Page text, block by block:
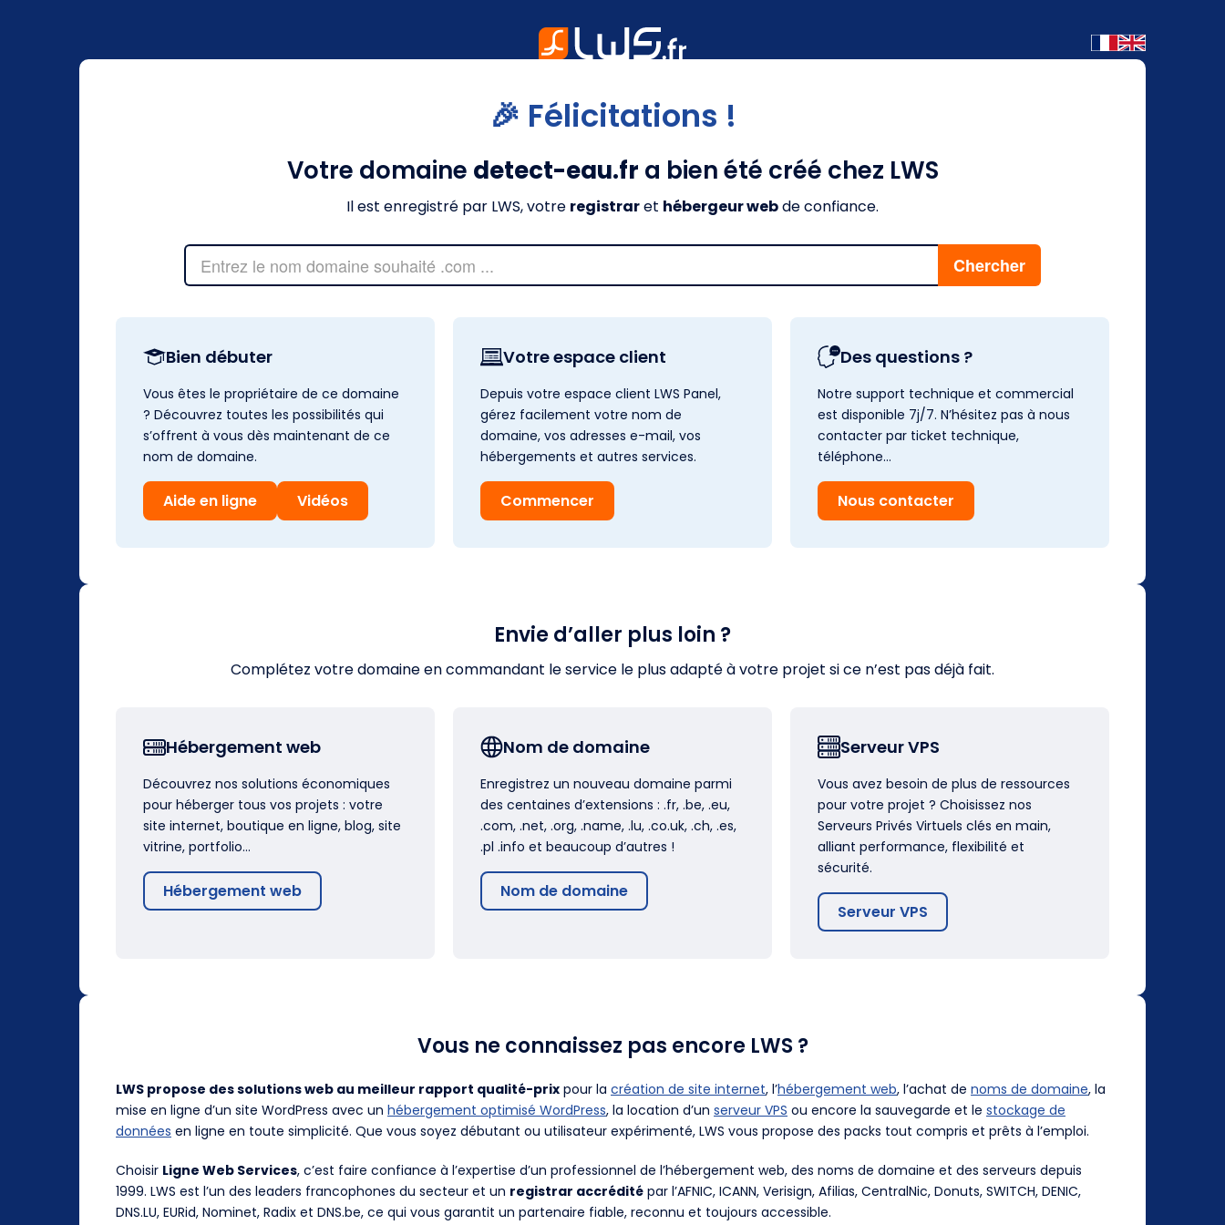
🎉 Félicitations !
Votre domaine detect-eau.fr a bien été créé chez LWS
Il est enregistré par LWS, votre registraret hébergeur webde confiance.
Bien débuter
Vous êtes le propriétaire de ce domaine
? Découvrez toutes les possibilités qui
s’offrent à vous dès maintenant de ce
nom de domaine.
Aide en ligne Vidéos
Votre espace client
Depuis votre espace client LWS Panel,
gérez facilement votre nom de
domaine, vos adresses e-mail, vos
hébergements et autres services.
Commencer
Des questions ?
Notre support technique et commercial
est disponible 7j/7. N’hésitez pas à nous
contacter par ticket technique,
téléphone…
Nous contacter
Envie d’aller plus loin ?
Complétez votre domaine en commandant le service le plus adapté à votre projet si ce n’est pas déjà fait.
Hébergement web
Découvrez nos solutions économiques
pour héberger tous vos projets : votre
site internet, boutique en ligne, blog, site
vitrine, portfolio…
Hébergement web
Nom de domaine
Enregistrez un nouveau domaine parmi
des centaines d’extensions : .fr, .be, .eu,
.com, .net, .org, .name, .lu, .co.uk, .ch, .es,
.pl .info et beaucoup d’autres !
Nom de domaine
Serveur VPS
Vous avez besoin de plus de ressources
pour votre projet ? Choisissez nos
Serveurs Privés Virtuels clés en main,
alliant performance, flexibilité et
sécurité.
Serveur VPS
Vous ne connaissez pas encore LWS ?
LWS propose des solutions web au meilleur rapport qualité-prix pour la création de site internet, l’hébergement web, l’achat de noms de domaine, la
mise en ligne d’un site WordPress avec un hébergement optimisé WordPress, la location d’un serveur VPS ou encore la sauvegarde et le stockage de
données en ligne en toute simplicité. Que vous soyez débutant ou utilisateur expérimenté, LWS vous propose des packs tout compris et prêts à l’emploi.
Choisir Ligne Web Services, c’est faire confiance à l’expertise d’un professionnel de l’hébergement web, des noms de domaine et des serveurs depuis
1999. LWS est l’un des leaders francophones du secteur et un registrar accrédité par l’AFNIC, ICANN, Verisign, Afilias, CentralNic, Donuts, SWITCH, DENIC,
DNS.LU, EURid, Nominet, Radix et DNS.be, ce qui vous garantit un partenaire fiable, reconnu et toujours accessible.